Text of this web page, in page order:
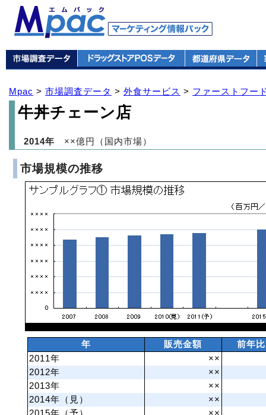
Mpac > 市場調査データ > 外食サービス > ファーストフー
牛丼チェーン店
2014年 ××億円（国内市場）
市場規模の推移
年 販売金額
前年比
2011年
××
2012年
××
2013年
××
2014年（見）
××